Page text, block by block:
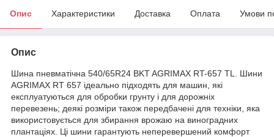
Опис Характеристики Доставка Оплата Умови
Опис
Шина пневматічна 540/65R24 BKT AGRIMAX RT-657 TL. Шини
AGRIMAX RT 657 ідеально підходять для машин, які
експлуатуються для обробки грунту і для дорожніх
перевезень; деякі розміри також передбачені для техніки, яка
використовується для збирання врожаю на виноградних
плантаціях. Ці шини гарантують неперевершений комфорт